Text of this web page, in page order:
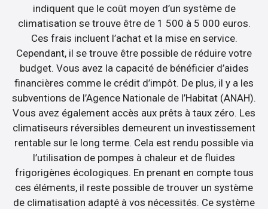
indiquent que le coût moyen d’un système de
climatisation se trouve être de 1 500 à 5 000 euros.
Ces frais incluent l’achat et la mise en service.
Cependant, il se trouve être possible de réduire votre
budget. Vous avez la capacité de bénéficier d’aides
financières comme le crédit d’impôt. De plus, il y a les
subventions de l’Agence Nationale de l’Habitat (ANAH).
Vous avez également accès aux prêts à taux zéro. Les
climatiseurs réversibles demeurent un investissement
rentable sur le long terme. Cela est rendu possible via
l’utilisation de pompes à chaleur et de fluides
frigorigènes écologiques. En prenant en compte tous
ces éléments, il reste possible de trouver un système
de climatisation adapté à vos nécessités. Ce système